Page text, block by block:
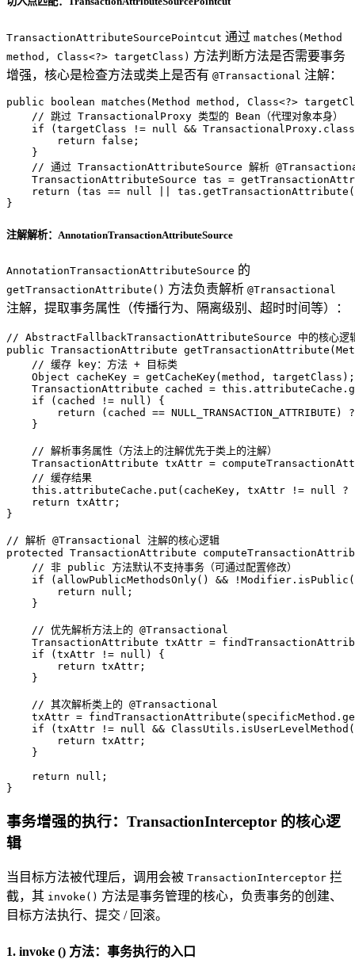
TransactionAttributeSourcePointcut 通过 matches(Method
method, Class<?> targetClass) 方法判断方法是否需要事务
增强，核心是检查方法或类上是否有 @Transactional 注解：
public boolean matches (Method method, Class<?>
// 跳过 TransactionalProxy 类型的 Bean（代理对象本身）
if (targetClass != null
&&
return
false ;
    }
// 通过 TransactionAttributeSource 解析
TransactionAttributeSource tas =
return (tas == null
||
}
注解解析：AnnotationTransactionAttributeSource
AnnotationTransactionAttributeSource 的
getTransactionAttribute() 方法负责解析 @Transactional
注解，提取事务属性（传播行为、隔离级别、超时时间等）：
// AbstractFallbackTransactionAttributeSource 中的核心逻
public TransactionAttribute getTransactionAttribute
// 缓存 key：方法 + 目标类
Object
cacheKey = getCacheKey(method, targetClass);
TransactionAttribute
cached = this
if (cached != null ) {
return (cached == NULL_TRANSACTION_ATTRIBUTE)
    }
// 解析事务属性（方法上的注解优先于类上的注解）
TransactionAttribute txAttr =
// 缓存结果
this .attributeCache.put(cacheKey, txAttr != null ?
return txAttr;
}
// 解析 @Transactional 注解的核心逻辑
protected
TransactionAttribute
// 非 public 方法默认不支持事务（可通过配置修改）
if (allowPublicMethodsOnly() &&
return
null ;
    }
// 优先解析方法上的 @Transactional
TransactionAttribute txAttr =
if (txAttr != null ) {
return txAttr;
    }
// 其次解析类上的 @Transactional
txAttr =
if (txAttr != null &&
return txAttr;
    }
return
null ;
}
事务增强的执行：TransactionInterceptor 的核心逻
辑
当目标方法被代理后，调用会被 TransactionInterceptor 拦
截，其 invoke() 方法是事务管理的核心，负责事务的创建、
目标方法执行、提交 / 回滚。
1. invoke () 方法：事务执行的入口